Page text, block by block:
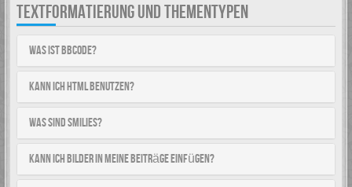
TEXTFORMATIERUNG UND THEMENTYPEN
Was ist BBCode?
Kann ich HTML benutzen?
Was sind Smilies?
Kann ich Bilder in meine Beiträge einfügen?